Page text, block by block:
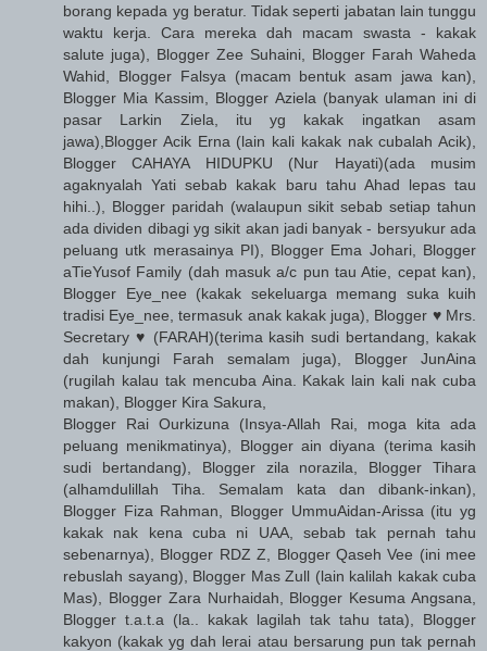
borang kepada yg beratur. Tidak seperti jabatan lain tunggu
waktu kerja. Cara mereka dah macam swasta - kakak
salute juga), Blogger Zee Suhaini, Blogger Farah Waheda
Wahid, Blogger Falsya (macam bentuk asam jawa kan),
Blogger Mia Kassim, Blogger Aziela (banyak ulaman ini di
pasar Larkin Ziela, itu yg kakak ingatkan asam
jawa),Blogger Acik Erna (lain kali kakak nak cubalah Acik),
Blogger CAHAYA HIDUPKU (Nur Hayati)(ada musim
agaknyalah Yati sebab kakak baru tahu Ahad lepas tau
hihi..), Blogger paridah (walaupun sikit sebab setiap tahun
ada dividen dibagi yg sikit akan jadi banyak - bersyukur ada
peluang utk merasainya PI), Blogger Ema Johari, Blogger
aTieYusof Family (dah masuk a/c pun tau Atie, cepat kan),
Blogger Eye_nee (kakak sekeluarga memang suka kuih
tradisi Eye_nee, termasuk anak kakak juga), Blogger ♥ Mrs.
Secretary ♥ (FARAH)(terima kasih sudi bertandang, kakak
dah kunjungi Farah semalam juga), Blogger JunAina
(rugilah kalau tak mencuba Aina. Kakak lain kali nak cuba
makan), Blogger Kira Sakura,
Blogger Rai Ourkizuna (Insya-Allah Rai, moga kita ada
peluang menikmatinya), Blogger ain diyana (terima kasih
sudi bertandang), Blogger zila norazila, Blogger Tihara
(alhamdulillah Tiha. Semalam kata dan dibank-inkan),
Blogger Fiza Rahman, Blogger UmmuAidan-Arissa (itu yg
kakak nak kena cuba ni UAA, sebab tak pernah tahu
sebenarnya), Blogger RDZ Z, Blogger Qaseh Vee (ini mee
rebuslah sayang), Blogger Mas Zull (lain kalilah kakak cuba
Mas), Blogger Zara Nurhaidah, Blogger Kesuma Angsana,
Blogger t.a.t.a (la.. kakak lagilah tak tahu tata), Blogger
kakyon (kakak yg dah lerai atau bersarung pun tak pernah